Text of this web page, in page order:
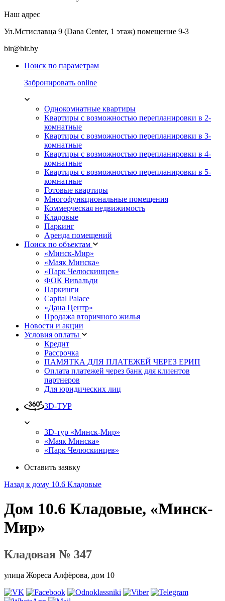
Наш адрес
Ул.Мстиславца 9 (Dana Center, 1 этаж) помещение 9-3
bir@bir.by
Поиск по параметрам
Забронировать online
Однокомнатные квартиры
Квартиры с возможностью перепланировки в 2-
комнатные
Квартиры с возможностью перепланировки в 3-
комнатные
Квартиры с возможностью перепланировки в 4-
комнатные
Квартиры с возможностью перепланировки в 5-
комнатные
Готовые квартиры
Многофункциональные помещения
Коммерческая недвижимость
Кладовые
Паркинг
Аренда помещений
Поиск по объектам
«Минск-Мир»
«Маяк Минска»
«Парк Челюскинцев»
ФОК Вивальди
Паркинги
Capital Palace
«Дана Центр»
Продажа вторичного жилья
Новости и акции
Условия оплаты
Кредит
Рассрочка
ПАМЯТКА ДЛЯ ПЛАТЕЖЕЙ ЧЕРЕЗ ЕРИП
Оплата платежей через банк для клиентов
партнеров
Для юридических лиц
3D-ТУР
3D-тур «Минск-Мир»
«Маяк Минска»
«Парк Челюскинцев»
Оставить заявку
Назад к дому 10.6 Кладовые
Дом 10.6 Кладовые, «Минск-
Мир»
Кладовая № 347
улица Жореса Алфёрова, дом 10